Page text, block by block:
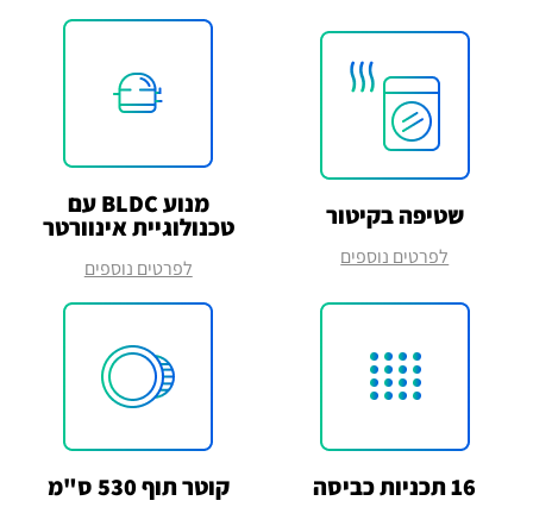
שטיפה בקיטור
לפרטים נוספים
מנוע BLDC עם
טכנולוגיית אינוורטר
לפרטים נוספים
16 תכניות כביסה קוטר תוף 530 ס"מ